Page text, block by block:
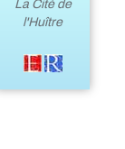
La Cité de
l'Huître